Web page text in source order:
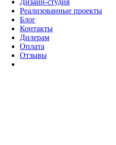
Дизайн-студия
Реализованные проекты
Блог
Контакты
Дилерам
Оплата
Отзывы